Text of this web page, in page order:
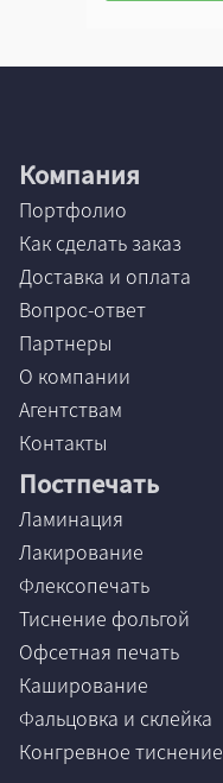
Компания
Портфолио
Как сделать заказ
Доставка и оплата
Вопрос-ответ
Партнеры
О компании
Агентствам
Контакты
Постпечать
Ламинация
Лакирование
Флексопечать
Тиснение фольгой
Офсетная печать
Каширование
Фальцовка и склейка
Конгревное тиснение